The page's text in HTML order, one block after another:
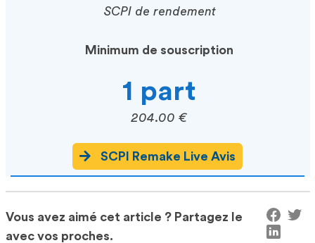
SCPI de rendement
Minimum de souscription
1 part
204.00 €
SCPI Remake Live Avis
Vous avez aimé cet article ? Partagez le
avec vos proches.